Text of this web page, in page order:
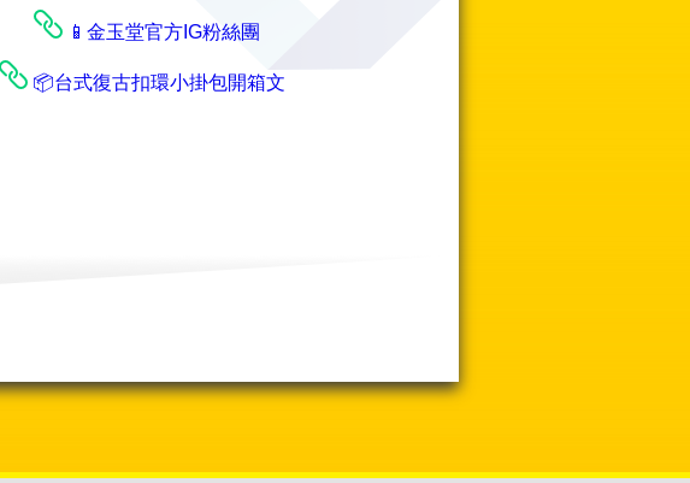
📱金玉堂官方IG粉絲團
📦台式復古扣環小掛包開箱文